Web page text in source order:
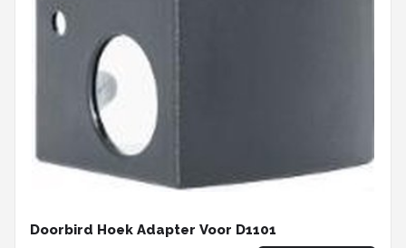
Doorbird Hoek Adapter Voor D1101